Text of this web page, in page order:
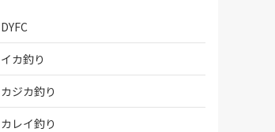
DYFC
イカ釣り
カジカ釣り
カレイ釣り